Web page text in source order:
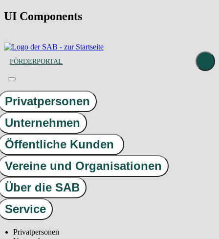
UI Components
FÖRDERPORTAL
Privatpersonen
Unternehmen
Öffentliche Kunden
Vereine und Organisationen
Über die SAB
Service
Privatpersonen